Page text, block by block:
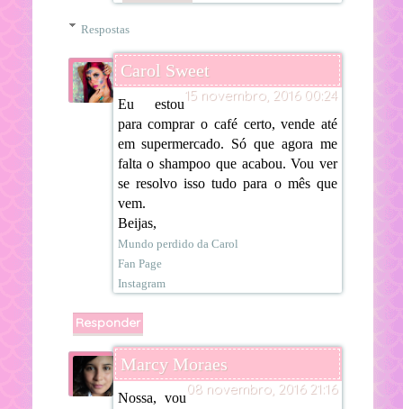
Respostas
Carol Sweet
15 novembro, 2016 00:24
Eu estou
para comprar o café certo, vende até
em supermercado. Só que agora me
falta o shampoo que acabou. Vou ver
se resolvo isso tudo para o mês que
vem.
Beijas,
Mundo perdido da Carol
Fan Page
Instagram
Responder
Marcy Moraes
08 novembro, 2016 21:16
Nossa, vou